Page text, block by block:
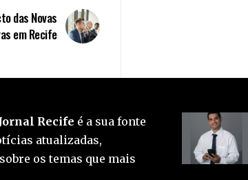
das Novas
em Recife
Recife é a sua fonte
atualizadas,
os temas que mais